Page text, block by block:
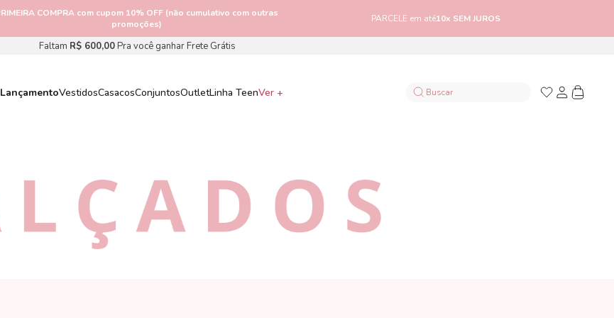
PARCELE em até10x SEM JUROS FRETE GRÁTISconfira as condições*
Faltam R$ 600,00Pra você ganhar Frete Grátis
LançamentoVestidosCasacosConjuntosOutletLinha TeenVer +
CALÇADOS